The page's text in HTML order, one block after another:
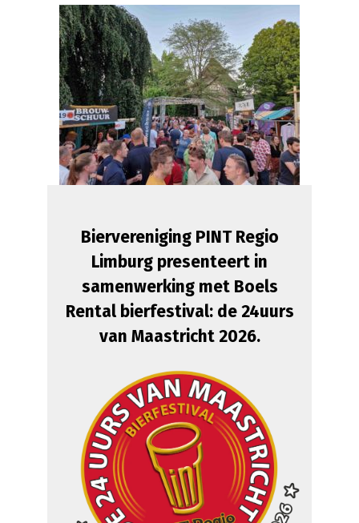
Biervereniging PINT Regio
Limburg presenteert in
samenwerking met Boels
Rental bierfestival: de 24uurs
van Maastricht 2026.